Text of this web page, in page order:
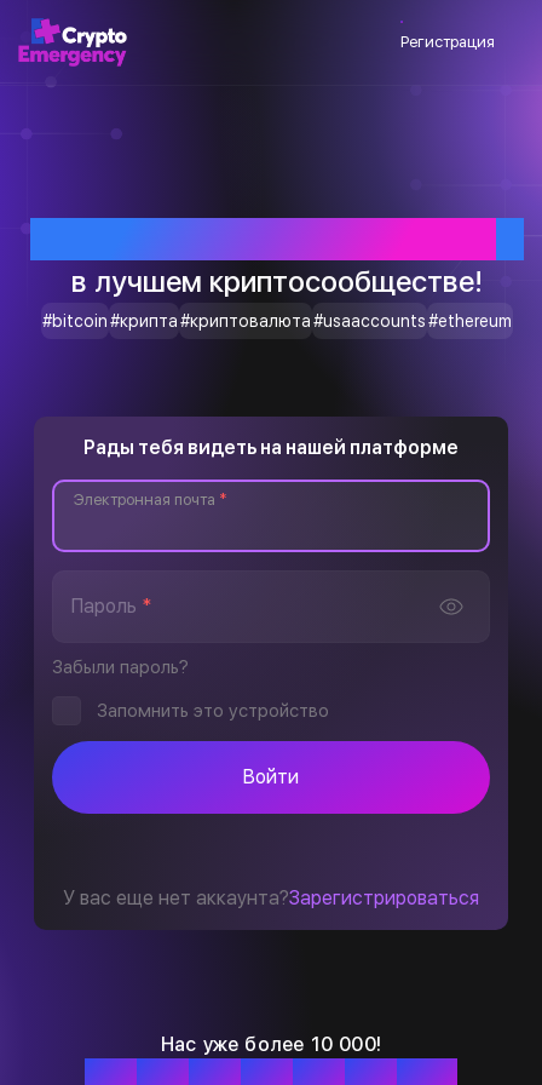
Регистрация
в лучшем криптосообществе!
#bitcoin#крипта#криптовалюта#usaaccounts#ethereum
Нас уже более 10 000!
Рады тебя видеть на нашей платформе
Электронная почта *
Пароль *
Забыли пароль?
Запомнить это устройство
Войти
У вас еще нет аккаунта?Зарегистрироваться